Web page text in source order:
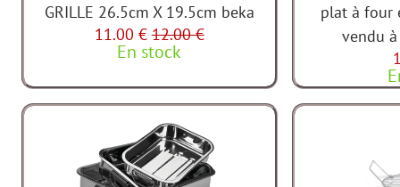
GRILLE 26.5cm X 19.5cm beka
11.00 € 12.00 €
En stock
plat à four
vendu